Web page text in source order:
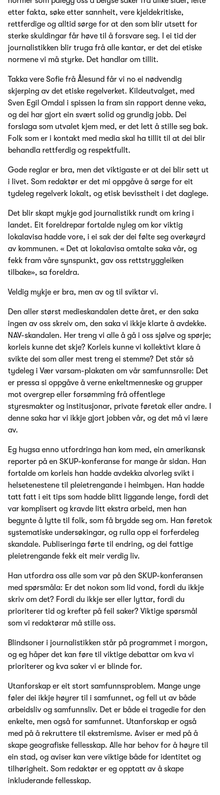
etter fakta, søke etter sannheit, vere kjeldekritiske,
rettferdige og alltid sørge for at den som blir utsett for
sterke skuldingar får høve til å forsvare seg. I ei tid der
journalistikken blir truga frå alle kantar, er det dei etiske
normene vi må styrke. Det handlar om tillit.
Takka vere Sofie frå Ålesund får vi no ei nødvendig
skjerping av det etiske regelverket. Kildeutvalget, med
Sven Egil Omdal i spissen la fram sin rapport denne veka,
og dei har gjort ein svært solid og grundig jobb. Dei
forslaga som utvalet kjem med, er det lett å stille seg bak.
Folk som er i kontakt med media skal ha tillit til at dei blir
behandla rettferdig og respektfullt.
Gode reglar er bra, men det viktigaste er at dei blir sett ut
i livet. Som redaktør er det mi oppgåve å sørge for eit
tydeleg regelverk lokalt, og etisk bevisstheit i det daglege.
Det blir skapt mykje god journalistikk rundt om kring i
landet. Eit foreldrepar fortalde nyleg om kor viktig
lokalavisa hadde vore, i ei sak der dei følte seg overkøyrd
av kommunen. « Det at lokalavisa omtalte saka vår, og
fekk fram våre synspunkt, gav oss rettstryggleiken
tilbake», sa foreldra.
Veldig mykje er bra, men av og til sviktar vi.
Den aller størst medieskandalen dette året, er den saka
ingen av oss skreiv om, den saka vi ikkje klarte å avdekke.
NAV-skandalen. Her treng vi alle å gå i oss sjølve og spørje;
korleis kunne det skje? Korleis kunne vi kollektivt klare å
svikte dei som aller mest treng ei stemme? Det står så
tydeleg i Vær varsam-plakaten om vår samfunnsrolle: Det
er pressa si oppgåve å verne enkeltmenneske og grupper
mot overgrep eller forsømming frå offentlege
styresmakter og institusjonar, private føretak eller andre. I
denne saka har vi ikkje gjort jobben vår, og det må vi lære
av.
Eg hugsa enno utfordringa han kom med, ein amerikansk
reporter på en SKUP-konferanse for mange år sidan. Han
fortalde om korleis han hadde avdekka alvorleg svikt i
helsetenestene til pleietrengande i heimbyen. Han hadde
tatt fatt i eit tips som hadde blitt liggande lenge, fordi det
var komplisert og kravde litt ekstra arbeid, men han
begynte å lytte til folk, som få brydde seg om. Han føretok
systematiske undersøkingar, og rulla opp ei forferdeleg
skandale. Publiseringa førte til endring, og dei fattige
pleietrengande fekk eit meir verdig liv.
Han utfordra oss alle som var på den SKUP-konferansen
med spørsmåla: Er det nokon som lid vond, fordi du ikkje
skriv om det? Fordi du ikkje ser eller lyttar, fordi du
prioriterer tid og krefter på feil saker? Viktige spørsmål
som vi redaktørar må stille oss.
Blindsoner i journalistikken står på programmet i morgon,
og eg håper det kan føre til viktige debattar om kva vi
prioriterer og kva saker vi er blinde for.
Utanforskap er eit stort samfunnsproblem. Mange unge
føler dei ikkje høyrer til i samfunnet, og fell ut av både
arbeidsliv og samfunnsliv. Det er både ei tragedie for den
enkelte, men også for samfunnet. Utanforskap er også
med på å rekruttere til ekstremisme. Aviser er med på å
skape geografiske fellesskap. Alle har behov for å høyre til
ein stad, og aviser kan vere viktige både for identitet og
tilhørigheit. Som redaktør er eg opptatt av å skape
inkluderande fellesskap.